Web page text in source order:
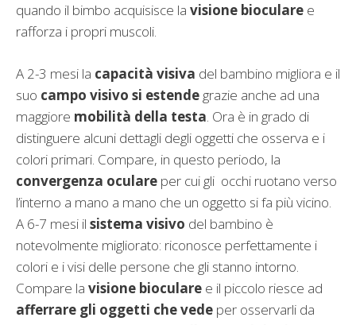
quando il bimbo acquisisce la visione bioculare e
rafforza i propri muscoli.
A 2-3 mesi la capacità visiva del bambino migliora e il
suo campo visivo si estende grazie anche ad una
maggiore mobilità della testa . Ora è in grado di
distinguere alcuni dettagli degli oggetti che osserva e i
colori primari. Compare, in questo periodo, la
convergenza oculare per cui gli occhi ruotano verso
l’interno a mano a mano che un oggetto si fa più vicino.
A 6-7 mesi il sistema visivo del bambino è
notevolmente migliorato: riconosce perfettamente i
colori e i visi delle persone che gli stanno intorno.
Compare la visione bioculare e il piccolo riesce ad
afferrare gli oggetti che vede per osservarli da